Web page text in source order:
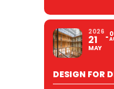
2026
21
MAY
DESIGN FOR